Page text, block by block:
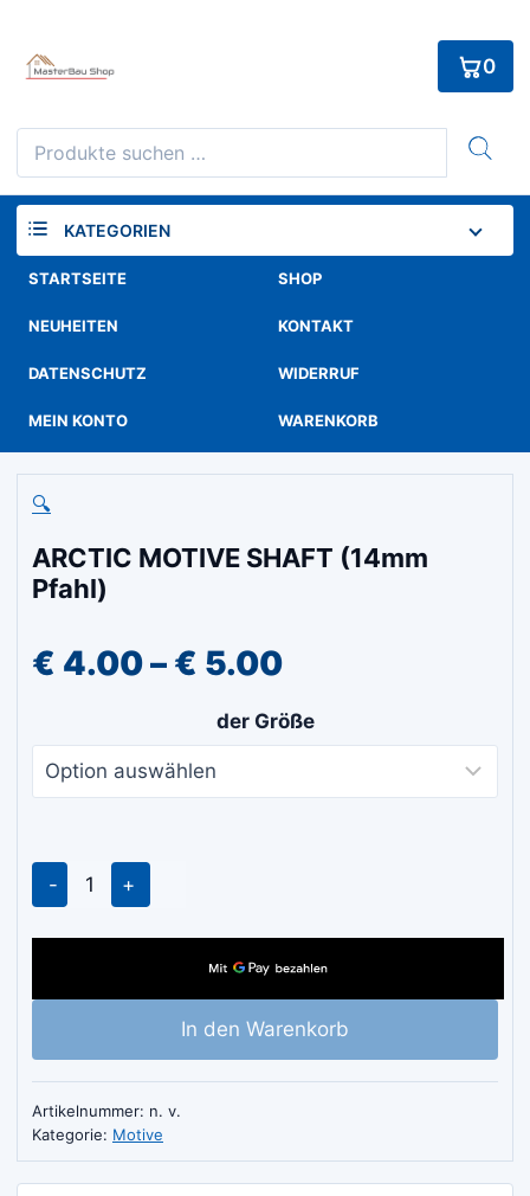
content
Suchen
nach:
0
KATEGORIEN
STARTSEITE SHOP
NEUHEITEN KONTAKT
DATENSCHUTZ WIDERRUF
MEIN KONTO WARENKORB
🔍
ARCTIC MOTIVE SHAFT (14mm
Pfahl)
€ 4.00– € 5.00Preisspanne:
€ 4.00
der Größe
ARCTIC
MOTIVE
SHAFT
Pfahl)
In den Warenkorb
Artikelnummer: n. v.
Kategorie: Motive